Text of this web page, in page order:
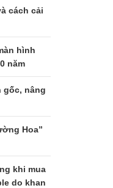
cách cải
hình
năm
gốc, nâng
Hoa”
khi mua
do khan